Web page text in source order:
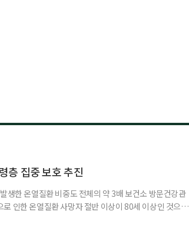
층 집중 보호 추진
생한 온열질환 비중도 전체의 약 3배 보건소 방문건강관
인한 온열질환 사망자 절반 이상이 80세 이상인 것으로